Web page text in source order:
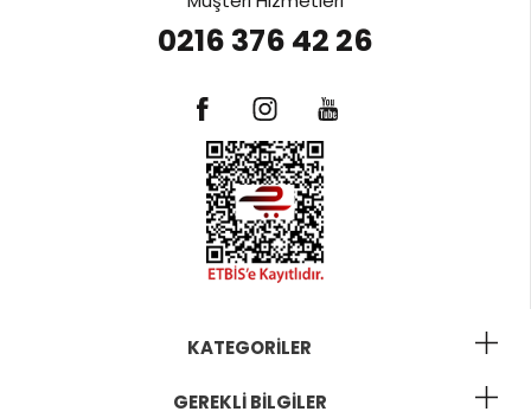
0216 376 42 26
KATEGORILER
GEREKLI BILGILER